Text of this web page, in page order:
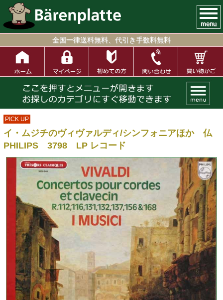
menu
全国一律送料無料、代引き手数料無料
PICK UP
イ・ムジチのヴィヴァルディ/シンフォニアほか 仏
PHILIPS 3798 LP レコード